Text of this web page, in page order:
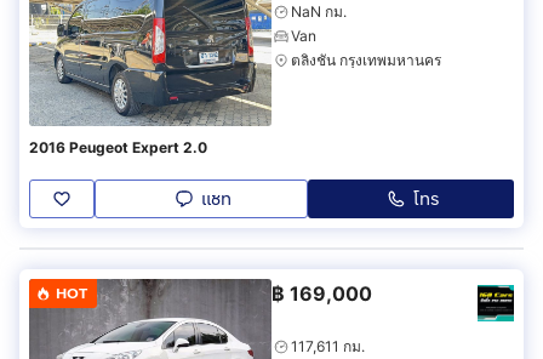
NaN กม.
Van
ตลิ่งชัน กรุงเทพมหานคร
2016 Peugeot Expert 2.0
แชท โทร
HOT ฿ 169,000
117,611 กม.